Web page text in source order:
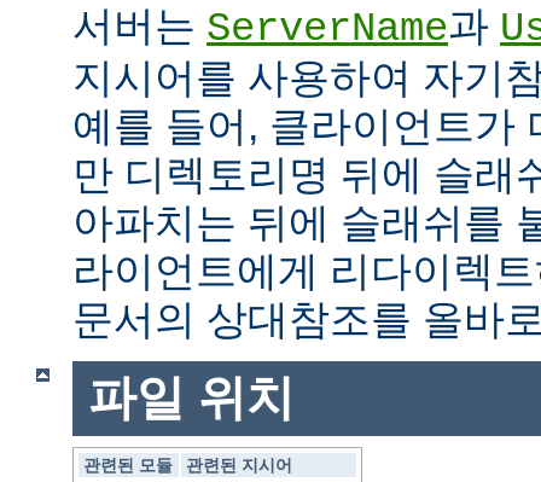
서버는 ServerName과
지시어를 사용하여 자기
예를 들어, 클라이언트가
만 디렉토리명 뒤에 슬래
아파치는 뒤에 슬래쉬를
라이언트에게 리다이렉
문서의 상대참조를 올바
파일 위치
관련된 모듈
관련된 지시어